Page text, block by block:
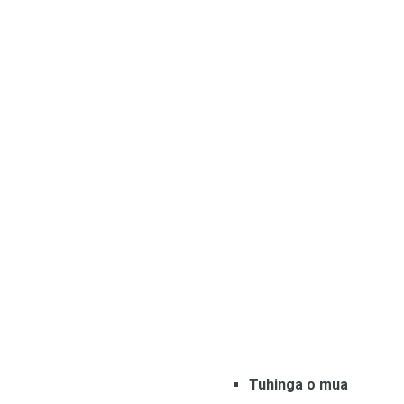
Tuhinga o mua